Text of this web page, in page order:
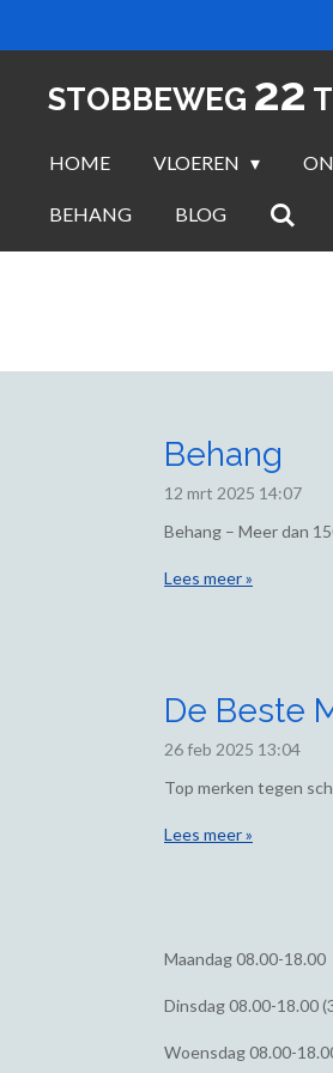
hoofdinhoud
STOBBEWEG 22
HOME VLOEREN
BEHANG BLOG
Behang
12 mrt 2025 14:07
Behang – Meer dan
Lees meer »
De Beste
26 feb 2025 13:04
Top merken tegen
Lees meer »
Maandag08.00-18.00
Dinsdag08.00-18.00
Woensdag08.00-